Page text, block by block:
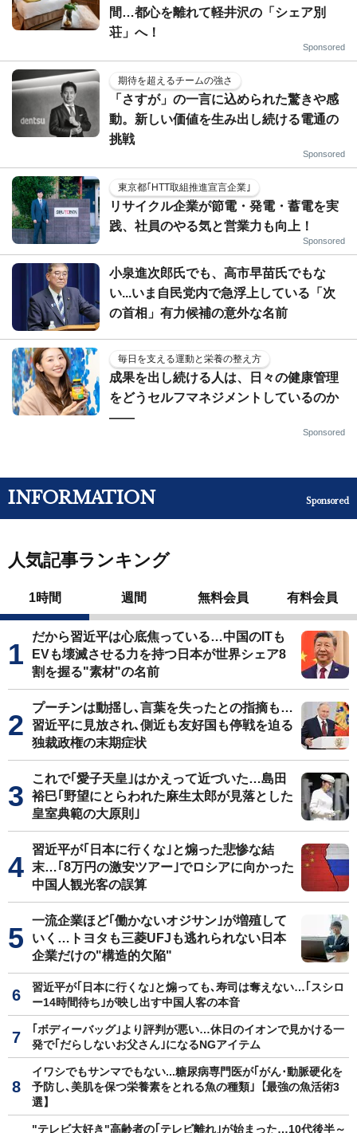
間…都心を離れて軽井沢の「シェア別
荘」へ！
Sponsored
期待を超えるチームの強さ
「さすが」の一言に込められた驚きや感
動。新しい価値を生み出し続ける電通の
挑戦
Sponsored
東京都｢HTT取組推進宣言企業｣
リサイクル企業が節電・発電・蓄電を実
践、社員のやる気と営業力も向上！
Sponsored
小泉進次郎氏でも、高市早苗氏でもな
い...いま自民党内で急浮上している「次
の首相」有力候補の意外な名前
毎日を支える運動と栄養の整え方
成果を出し続ける人は、日々の健康管理
をどうセルフマネジメントしているのか
——
Sponsored
INFORMATION Sponsored
人気記事ランキング
1時間 週間 無料会員 有料会員
だから習近平は心底焦っている…中国のITも
EVも壊滅させる力を持つ日本が世界シェア8
割を握る"素材"の名前
プーチンは動揺し､言葉を失ったとの指摘も…
習近平に見放され､側近も友好国も停戦を迫る
独裁政権の末期症状
これで｢愛子天皇｣はかえって近づいた…島田
裕巳｢野望にとらわれた麻生太郎が見落とした
皇室典範の大原則｣
習近平が｢日本に行くな｣と煽った悲惨な結
末…｢8万円の激安ツアー｣でロシアに向かった
中国人観光客の誤算
一流企業ほど｢働かないオジサン｣が増殖して
いく…トヨタも三菱UFJも逃れられない日本
企業だけの"構造的欠陥"
習近平が｢日本に行くな｣と煽っても､寿司は奪えない…｢スシロ
ー14時間待ち｣が映し出す中国人客の本音
｢ボディーバッグ｣より評判が悪い…休日のイオンで見かける一
発で｢だらしないお父さん｣になるNGアイテム
イワシでもサンマでもない...糖尿病専門医が｢がん･動脈硬化を
予防し､美肌を保つ栄養素をとれる魚の種類｣【最強の魚活術3
選】
"テレビ大好き"高齢者の｢テレビ離れ｣が始まった…10代後半～